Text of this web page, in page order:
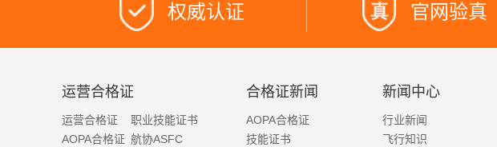
权威认证 官网验真
运营合格证
运营合格证
职业技能证书
AOPA合格证 航协ASFC
合格证新闻
AOPA合格证
技能证书
新闻中心
行业新闻
飞行知识